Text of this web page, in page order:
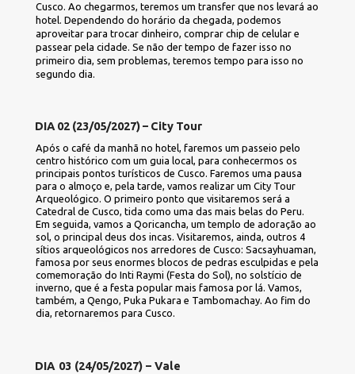
Cusco. Ao chegarmos, teremos um transfer que nos levará ao
hotel. Dependendo do horário da chegada, podemos
aproveitar para trocar dinheiro, comprar chip de celular e
passear pela cidade. Se não der tempo de fazer isso no
primeiro dia, sem problemas, teremos tempo para isso no
segundo dia.
DIA 02 (23/05/2027) – City Tour
Após o café da manhã no hotel, faremos um passeio pelo
centro histórico com um guia local, para conhecermos os
principais pontos turísticos de Cusco. Faremos uma pausa
para o almoço e, pela tarde, vamos realizar um City Tour
Arqueológico. O primeiro ponto que visitaremos será a
Catedral de Cusco, tida como uma das mais belas do Peru.
Em seguida, vamos a Qoricancha, um templo de adoração ao
sol, o principal deus dos incas. Visitaremos, ainda, outros 4
sítios arqueológicos nos arredores de Cusco: Sacsayhuaman,
famosa por seus enormes blocos de pedras esculpidas e pela
comemoração do Inti Raymi (Festa do Sol), no solstício de
inverno, que é a festa popular mais famosa por lá. Vamos,
também, a Qengo, Puka Pukara e Tambomachay. Ao fim do
dia, retornaremos para Cusco.
DIA 03 (24/05/2027) – Vale